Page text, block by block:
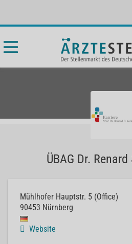
ÜBAG Dr.
Mühlhofer Hauptstr. 5 (Office)
90453 Nürnberg
Website